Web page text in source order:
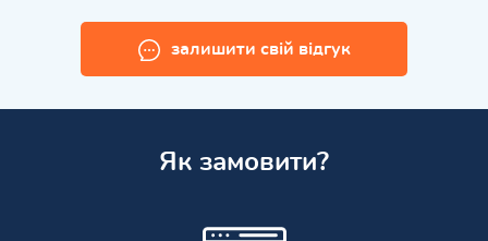
залишити свій відгук
Як замовити?